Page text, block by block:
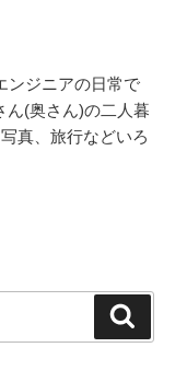
ンジニアの日常で
(奥さん)の二人暮
真、旅行などいろ